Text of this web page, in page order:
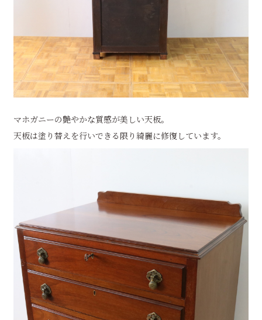
マホガニーの艶やかな質感が美しい天板。
天板は塗り替えを行いできる限り綺麗に修復しています。